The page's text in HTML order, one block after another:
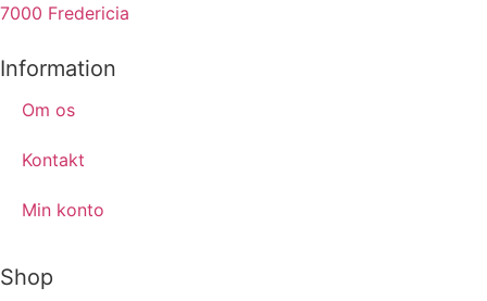
7000 Fredericia
Information
Om os
Kontakt
Min konto
Shop